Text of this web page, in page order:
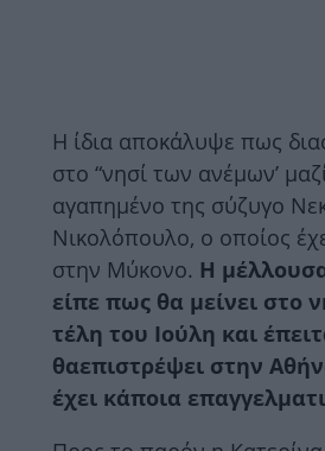
Η ίδια αποκάλυψε πως
στο “νησί των ανέμων’
αγαπημένο της σύζυγο
Νικολόπουλο, ο οποίος
στην Μύκονο. Η
είπε πως θα μείνει στο
τέλη του Ιούλη και
θαεπιστρέψει στην
έχει κάποια